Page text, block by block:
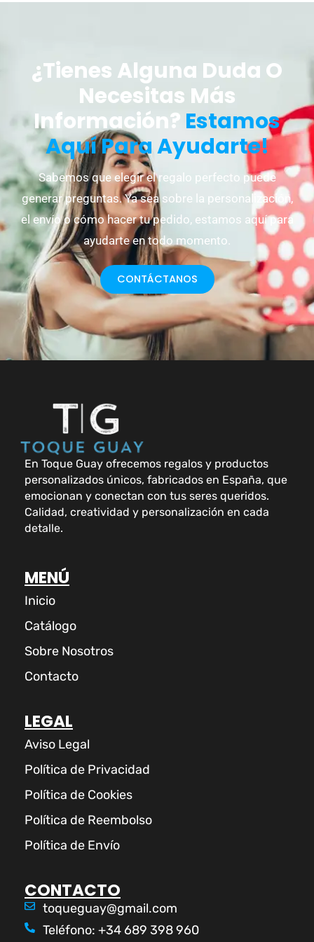
¿Tienes Alguna Duda O
Necesitas Más
Información? Estamos
Aquí Para Ayudarte!
Sabemos que elegir el regalo perfecto puede
generar preguntas. Ya sea sobre la personalización,
el envío o cómo hacer tu pedido, estamos aquí para
ayudarte en todo momento.
CONTÁCTANOS
En Toque Guay ofrecemos regalos y productos
personalizados únicos, fabricados en España, que
emocionan y conectan con tus seres queridos.
Calidad, creatividad y personalización en cada
detalle.
MENÚ
Inicio
Catálogo
Sobre Nosotros
Contacto
LEGAL
Aviso Legal
Política de Privacidad
Política de Cookies
Política de Reembolso
Política de Envío
CONTACTO
toqueguay@gmail.com
Teléfono: +34 689 398 960